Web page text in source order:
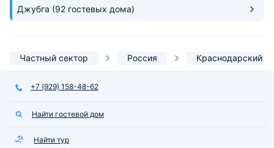
Джубга (92 гостевых дома)
Частный сектор Россия Краснодарский
+7 (929) 158-48-62
Найти гостевой дом
Найти тур